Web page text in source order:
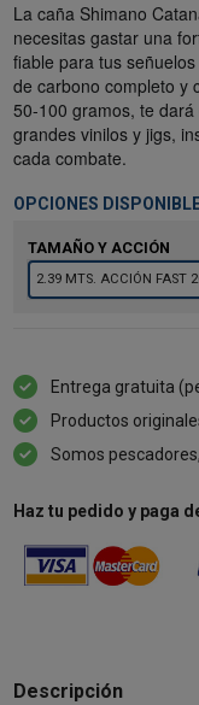
La caña Shimano
necesitas gastar una
fiable para tus
de carbono completo y
50-100 gramos, te
grandes vinilos y jigs,
cada combate.
OPCIONES
TAMAÑO Y ACCIÓN
2.39 MTS. ACCIÓN FAST
Entrega gratuita
Productos
Somos
Haz tu pedido y paga
Descripción